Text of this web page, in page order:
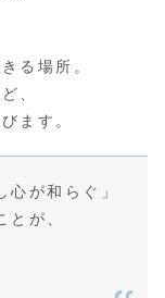
る場所。
、
ます。
心が和らぐ」
とが、